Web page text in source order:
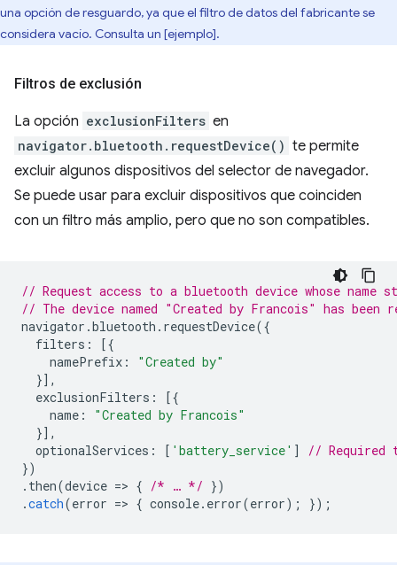
una opción de resguardo, ya que el filtro de datos del fabricante se
considera vacío. Consulta un [ejemplo].
Filtros de exclusión
La opción exclusionFilters en
navigator.bluetooth.requestDevice() te permite
excluir algunos dispositivos del selector de navegador.
Se puede usar para excluir dispositivos que coinciden
con un filtro más amplio, pero que no son compatibles.
// Request access to a bluetooth device whose
// The device named "Created by Francois" has been
navigator .bluetooth . requestDevice({
filters :
[{
namePrefix :
"Created by"
}],
exclusionFilters :
[{
name :
"Created by Francois"
}],
optionalServices : [ 'battery_service' ]
// Required
})
. then(device => { /* … */ })
.catch(error => { console. error(error); });